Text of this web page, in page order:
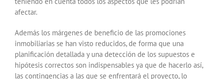
afectar.
Además los márgenes de beneficio de las promociones
inmobiliarias se han visto reducidos, de forma que una
planificación detallada y una detección de los supuestos e
hipótesis correctos son indispensables ya que de hacerlo así,
las contingencias a las que se enfrentará el proyecto, lo